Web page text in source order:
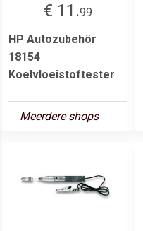
€ 11.99
HP Autozubehör
18154
Koelvloeistoftester
Meerdere shops